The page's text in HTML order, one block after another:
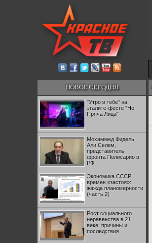
НОВОЕ СЕГОДНЯ
"Утро в тебе" на
эгалите-фесте "Не
Пряча Лица"
Мохаммед Фидель
Али Селем,
представитель
фронта Полисарио в
РФ
Экономика СССР
времен «застоя»:
жажда планомерности
(часть 2)
Рост социального
неравенства в 21
веке: причины и
последствия